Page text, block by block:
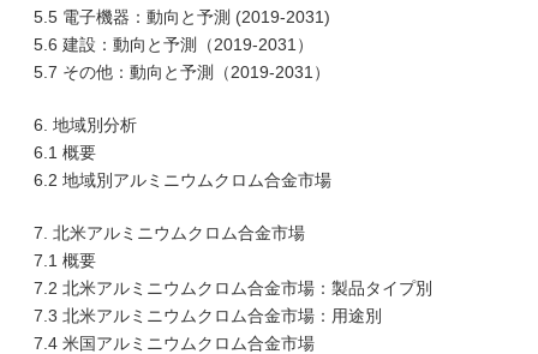
5.5 電子機器：動向と予測 (2019-2031)
5.6 建設：動向と予測（2019-2031）
5.7 その他：動向と予測（2019-2031）
6. 地域別分析
6.1 概要
6.2 地域別アルミニウムクロム合金市場
7. 北米アルミニウムクロム合金市場
7.1 概要
7.2 北米アルミニウムクロム合金市場：製品タイプ別
7.3 北米アルミニウムクロム合金市場：用途別
7.4 米国アルミニウムクロム合金市場